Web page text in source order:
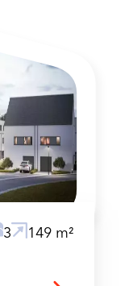
3 149 m²